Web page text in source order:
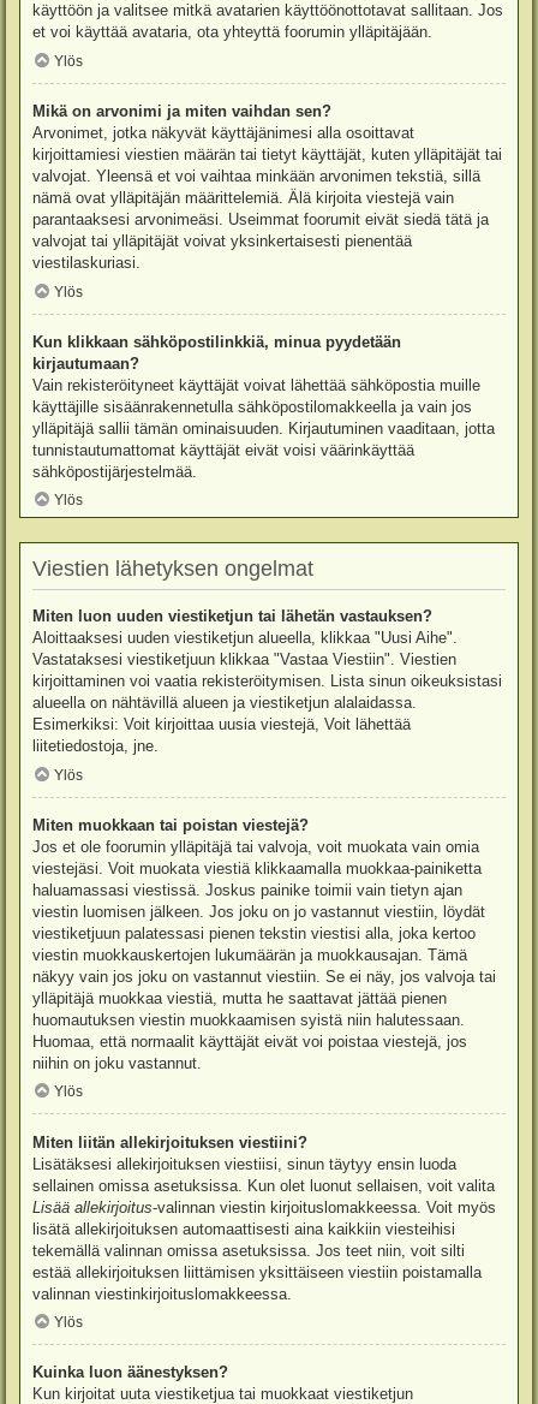
käyttöön ja valitsee mitkä avatarien käyttöönottotavat sallitaan. Jos
et voi käyttää avataria, ota yhteyttä foorumin ylläpitäjään.
Ylös
Mikä on arvonimi ja miten vaihdan sen?
Arvonimet, jotka näkyvät käyttäjänimesi alla osoittavat
kirjoittamiesi viestien määrän tai tietyt käyttäjät, kuten ylläpitäjät tai
valvojat. Yleensä et voi vaihtaa minkään arvonimen tekstiä, sillä
nämä ovat ylläpitäjän määrittelemiä. Älä kirjoita viestejä vain
parantaaksesi arvonimeäsi. Useimmat foorumit eivät siedä tätä ja
valvojat tai ylläpitäjät voivat yksinkertaisesti pienentää
viestilaskuriasi.
Ylös
Kun klikkaan sähköpostilinkkiä, minua pyydetään
kirjautumaan?
Vain rekisteröityneet käyttäjät voivat lähettää sähköpostia muille
käyttäjille sisäänrakennetulla sähköpostilomakkeella ja vain jos
ylläpitäjä sallii tämän ominaisuuden. Kirjautuminen vaaditaan, jotta
tunnistautumattomat käyttäjät eivät voisi väärinkäyttää
sähköpostijärjestelmää.
Ylös
Viestien lähetyksen ongelmat
Miten luon uuden viestiketjun tai lähetän vastauksen?
Aloittaaksesi uuden viestiketjun alueella, klikkaa "Uusi Aihe".
Vastataksesi viestiketjuun klikkaa "Vastaa Viestiin". Viestien
kirjoittaminen voi vaatia rekisteröitymisen. Lista sinun oikeuksistasi
alueella on nähtävillä alueen ja viestiketjun alalaidassa.
Esimerkiksi: Voit kirjoittaa uusia viestejä, Voit lähettää
liitetiedostoja, jne.
Ylös
Miten muokkaan tai poistan viestejä?
Jos et ole foorumin ylläpitäjä tai valvoja, voit muokata vain omia
viestejäsi. Voit muokata viestiä klikkaamalla muokkaa-painiketta
haluamassasi viestissä. Joskus painike toimii vain tietyn ajan
viestin luomisen jälkeen. Jos joku on jo vastannut viestiin, löydät
viestiketjuun palatessasi pienen tekstin viestisi alla, joka kertoo
viestin muokkauskertojen lukumäärän ja muokkausajan. Tämä
näkyy vain jos joku on vastannut viestiin. Se ei näy, jos valvoja tai
ylläpitäjä muokkaa viestiä, mutta he saattavat jättää pienen
huomautuksen viestin muokkaamisen syistä niin halutessaan.
Huomaa, että normaalit käyttäjät eivät voi poistaa viestejä, jos
niihin on joku vastannut.
Ylös
Miten liitän allekirjoituksen viestiini?
Lisätäksesi allekirjoituksen viestiisi, sinun täytyy ensin luoda
sellainen omissa asetuksissa. Kun olet luonut sellaisen, voit valita
Lisää allekirjoitus-valinnan viestin kirjoituslomakkeessa. Voit myös
lisätä allekirjoituksen automaattisesti aina kaikkiin viesteihisi
tekemällä valinnan omissa asetuksissa. Jos teet niin, voit silti
estää allekirjoituksen liittämisen yksittäiseen viestiin poistamalla
valinnan viestinkirjoituslomakkeessa.
Ylös
Kuinka luon äänestyksen?
Kun kirjoitat uuta viestiketjua tai muokkaat viestiketjun